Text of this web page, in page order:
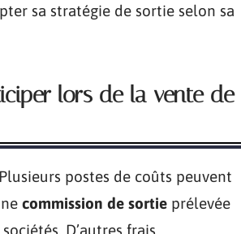
sa stratégie de sortie selon sa
lors de la vente de
postes de coûts peuvent
commission de sortie prélevée
D’autres frais